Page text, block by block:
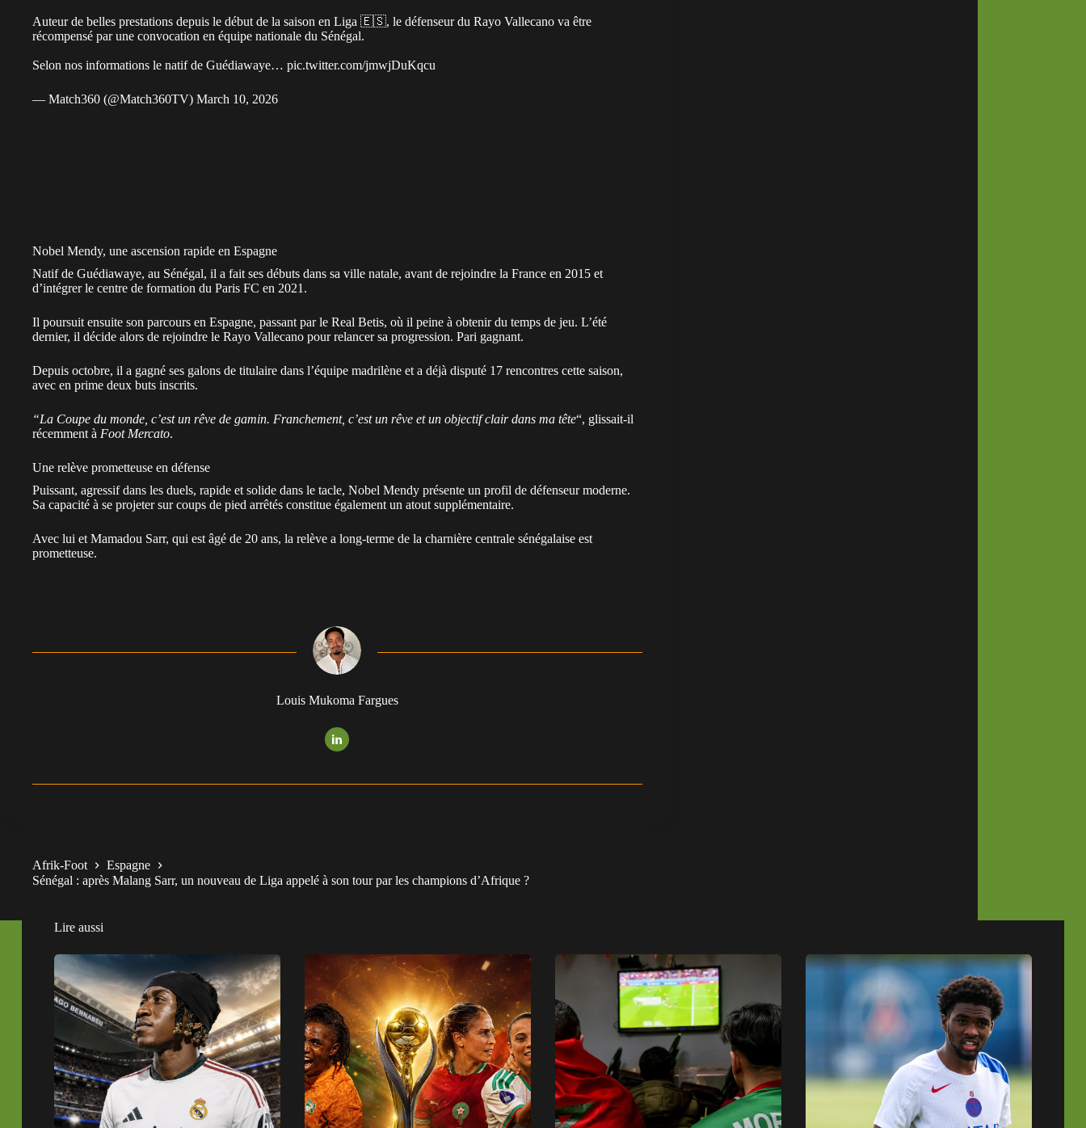
Auteur de belles prestations depuis le début de la saison en Liga 🇪🇸, le défenseur du Rayo Vallecano va être
récompensé par une convocation en équipe nationale du Sénégal.
Selon nos informations le natif de Guédiawaye… pic.twitter.com/jmwjDuKqcu
— Match360 (@Match360TV) March 10, 2026
Nobel Mendy, une ascension rapide en Espagne
Natif de Guédiawaye, au Sénégal, il a fait ses débuts dans sa ville natale, avant de rejoindre la France en 2015 et
d’intégrer le centre de formation du Paris FC en 2021.
Il poursuit ensuite son parcours en Espagne, passant par le Real Betis, où il peine à obtenir du temps de jeu. L’été
dernier, il décide alors de rejoindre le Rayo Vallecano pour relancer sa progression. Pari gagnant.
Depuis octobre, il a gagné ses galons de titulaire dans l’équipe madrilène et a déjà disputé 17 rencontres cette saison,
avec en prime deux buts inscrits.
“La Coupe du monde, c’est un rêve de gamin. Franchement, c’est un rêve et un objectif clair dans ma tête“, glissait-il
récemment à Foot Mercato.
Une relève prometteuse en défense
Puissant, agressif dans les duels, rapide et solide dans le tacle, Nobel Mendy présente un profil de défenseur moderne.
Sa capacité à se projeter sur coups de pied arrêtés constitue également un atout supplémentaire.
Avec lui et Mamadou Sarr, qui est âgé de 20 ans, la relève a long-terme de la charnière centrale sénégalaise est
prometteuse.
Louis Mukoma Fargues
Afrik-Foot
Espagne
Sénégal : après Malang Sarr, un nouveau de Liga appelé à son tour par les champions d’Afrique ?
Lire aussi